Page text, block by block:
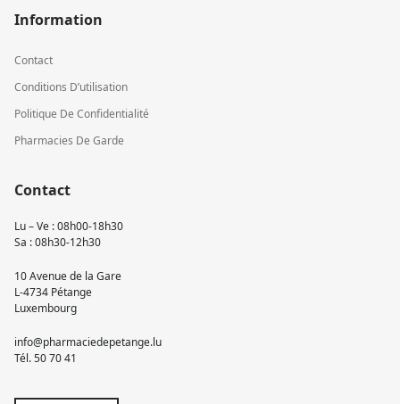
Information
Contact
Conditions D’utilisation
Politique De Confidentialité
Pharmacies De Garde
Contact
Lu – Ve : 08h00-18h30
Sa : 08h30-12h30
10 Avenue de la Gare
L-4734 Pétange
Luxembourg
info@pharmaciedepetange.lu
Tél.50 70 41